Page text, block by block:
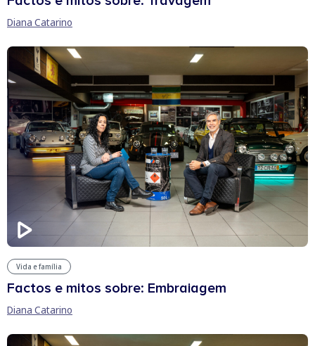
Diana Catarino
Vida e família
Factos e mitos sobre: Embraiagem
Diana Catarino